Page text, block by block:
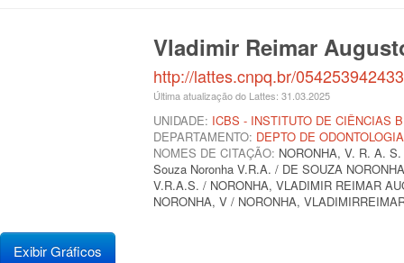
Vladimir Reimar
http://lattes.cnpq.br/
Última atualização do Lattes: 31.03.2025
UNIDADE: ICBS - INSTITUTO DE CIÊNCIAS
DEPARTAMENTO: DEPTO DE ODONTOLOGIA
NOMES DE CITAÇÃO: NORONHA, V. R. A.
Souza Noronha V.R.A. / DE SOUZA
V.R.A.S. / NORONHA, VLADIMIR REIMAR
NORONHA, V / NORONHA,
Exibir Gráficos